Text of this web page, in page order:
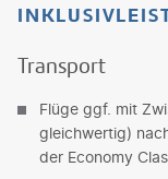
Transport
Flüge ggf. mit
gleichwertig)
der Economy